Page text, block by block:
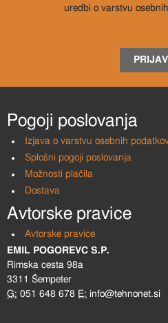
uredbi o varstvu
Pogoji poslovanja
Izjava o varstvu osebnih
Splošni pogoji poslovanja
Možnosti plačila
Dostava
Avtorske pravice
Avtorske pravice
EMIL POGOREVC S.P.
Rimska cesta 98a
3311 Šempeter
G: 051 648 678 E: info@tehnonet.si